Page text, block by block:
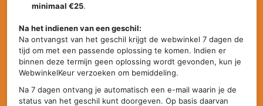
minimaal €25.
Na het indienen van een geschil:
Na ontvangst van het geschil krijgt de webwinkel 7 dagen de
tijd om met een passende oplossing te komen. Indien er
binnen deze termijn geen oplossing wordt gevonden, kun je
WebwinkelKeur verzoeken om bemiddeling.
Na 7 dagen ontvang je automatisch een e-mail waarin je de
status van het geschil kunt doorgeven. Op basis daarvan